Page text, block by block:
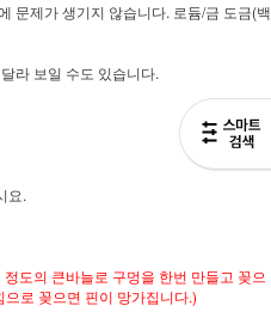
문제가 생기지 않습니다. 로듐/금 도금(백
라 보일 수도 있습니다.
요.
도의 큰바늘로 구멍을 한번 만들고 꽂으
로 꽂으면 핀이 망가집니다.)